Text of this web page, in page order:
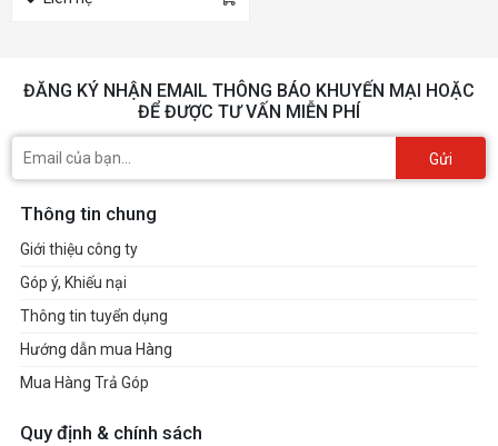
ĐĂNG KÝ NHẬN EMAIL THÔNG BÁO KHUYẾN MẠI HOẶC
ĐỂ ĐƯỢC TƯ VẤN MIỄN PHÍ
Gửi
Thông tin chung
Giới thiệu công ty
Góp ý, Khiếu nại
Thông tin tuyển dụng
Hướng dẫn mua Hàng
Mua Hàng Trả Góp
Quy định & chính sách